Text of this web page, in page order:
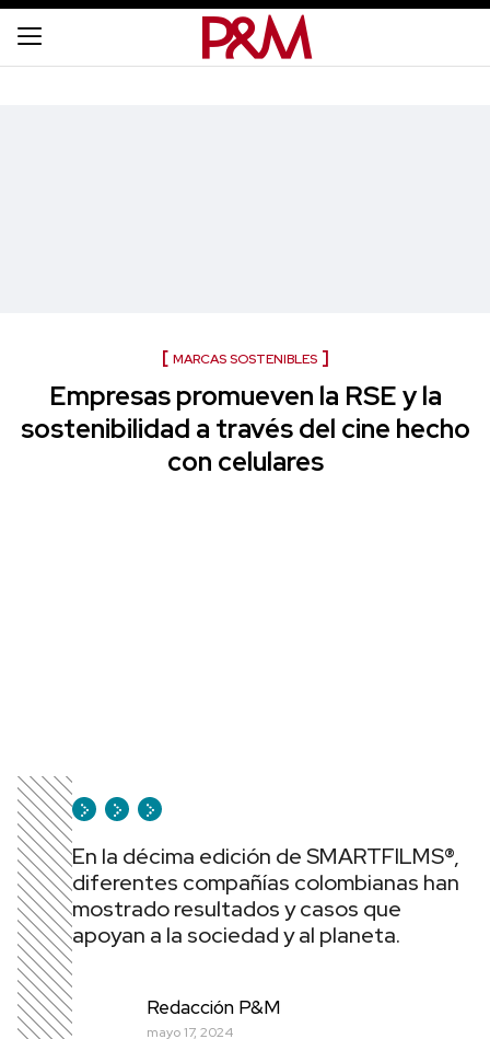
MARCAS SOSTENIBLES
Empresas promueven la RSE y la
sostenibilidad a través del cine hecho
con celulares
En la décima edición de SMARTFILMS®,
diferentes compañías colombianas han
mostrado resultados y casos que
apoyan a la sociedad y al planeta.
Redacción P&M
mayo 17, 2024